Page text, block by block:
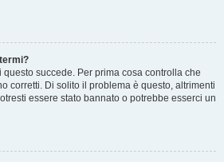
succede. Per prima cosa controlla che
corretti. Di solito il problema è questo, altrimenti
essere stato bannato o potrebbe esserci un